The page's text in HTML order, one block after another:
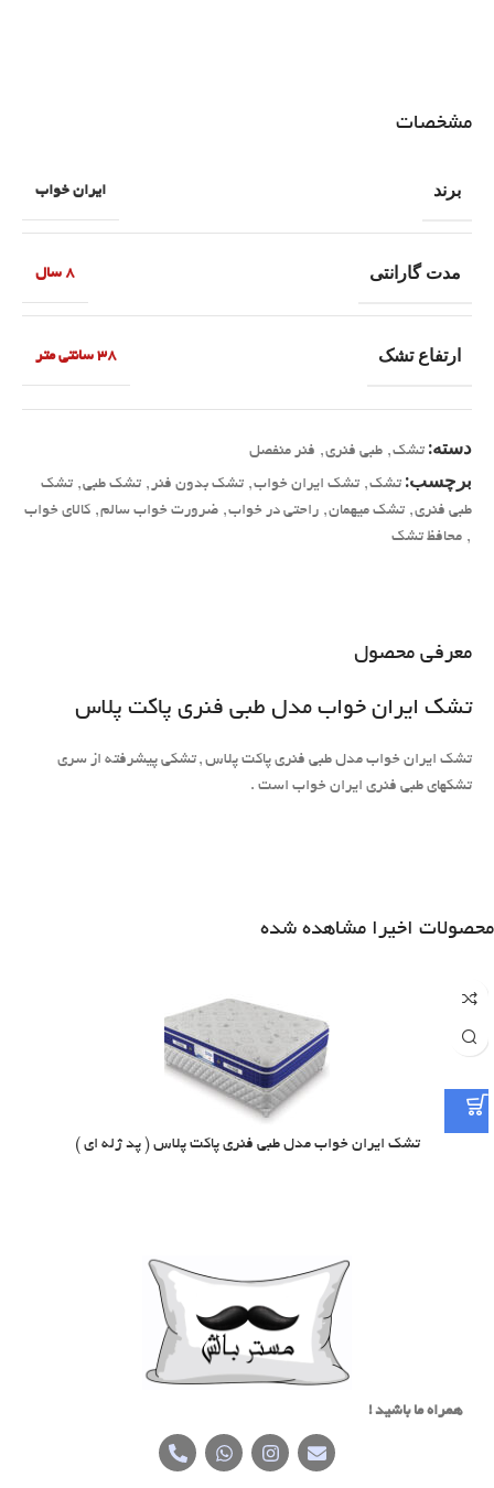
معرفی محصول
تشک ایران خواب مدل طبی فنری پاکت پلاس
تشک ایران خواب مدل طبی فنری پاکت پلاس , تشکی پیشرفته از سری
تشکهای طبی فنری ایران خواب است .
مشخصات
برند ایران خواب
مدت گارانتی 8 سال
ارتفاع تشک 38 سانتی متر
دسته: تشک, طبی فنری, فنر منفصل
برچسب: تشک, تشک ایران خواب, تشک بدون فنر, تشک طبی, تشک
طبی فنری, تشک میهمان, راحتی در خواب, ضرورت خواب سالم, کالای خواب
, محافظ تشک
محصولات اخیرا مشاهده شده
تشک ایران خواب مدل طبی فنری پاکت پلاس ( پد ژله ای )
همراه ما باشید !